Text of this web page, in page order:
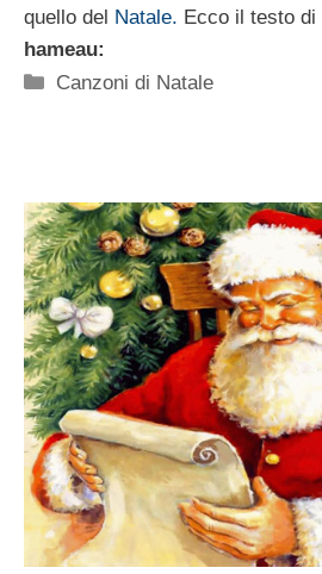
quello del Natale. Ecco il testo di
hameau:
Categorie
Canzoni di Natale